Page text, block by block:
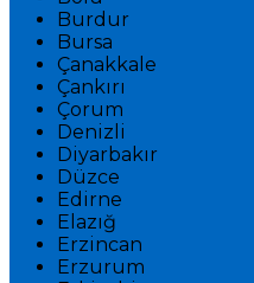
Burdur
Bursa
Çanakkale
Çankırı
Çorum
Denizli
Diyarbakır
Düzce
Edirne
Elazığ
Erzincan
Erzurum